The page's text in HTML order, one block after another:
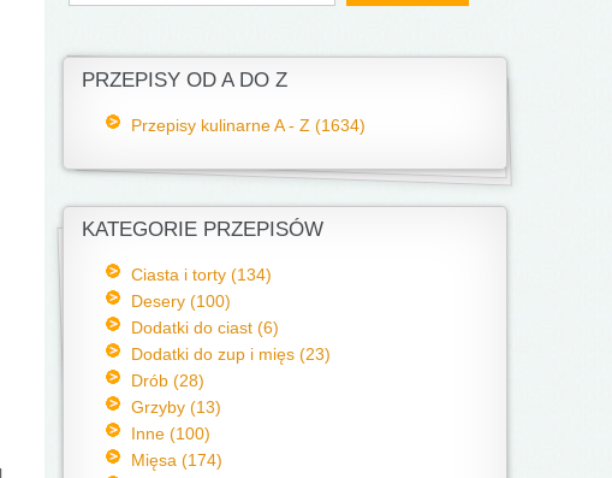
PRZEPISY OD A DO Z
Przepisy kulinarne A - Z (1634)
KATEGORIE PRZEPISÓW
Ciasta i torty (134)
Desery (100)
Dodatki do ciast (6)
Dodatki do zup i mięs (23)
Drób (28)
Grzyby (13)
Inne (100)
Mięsa (174)